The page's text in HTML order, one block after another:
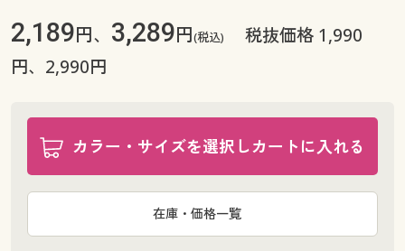
よくある質問とお問い合わせ
2,189円、 3,289円(税込)
税抜価格 1,990
円、2,990円
カラー・サイズを選択しカートに入れる
在庫・価格一覧